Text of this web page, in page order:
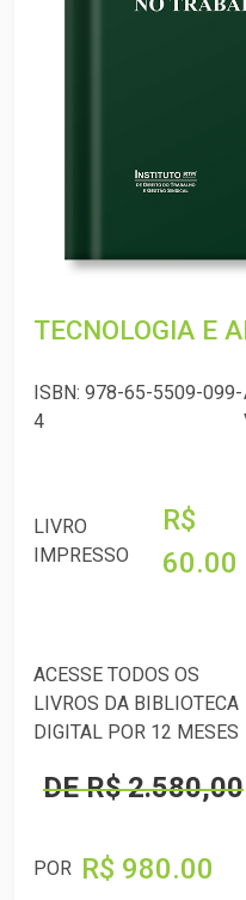
TECNOLOGIA E
ISBN: 978-65-5509-099-
4
LIVRO
IMPRESSO
R$
60.00
ACESSE TODOS OS
LIVROS DA BIBLIOTECA
DIGITAL POR 12 MESES
DE R$ 2.580,00
POR R$ 980.00